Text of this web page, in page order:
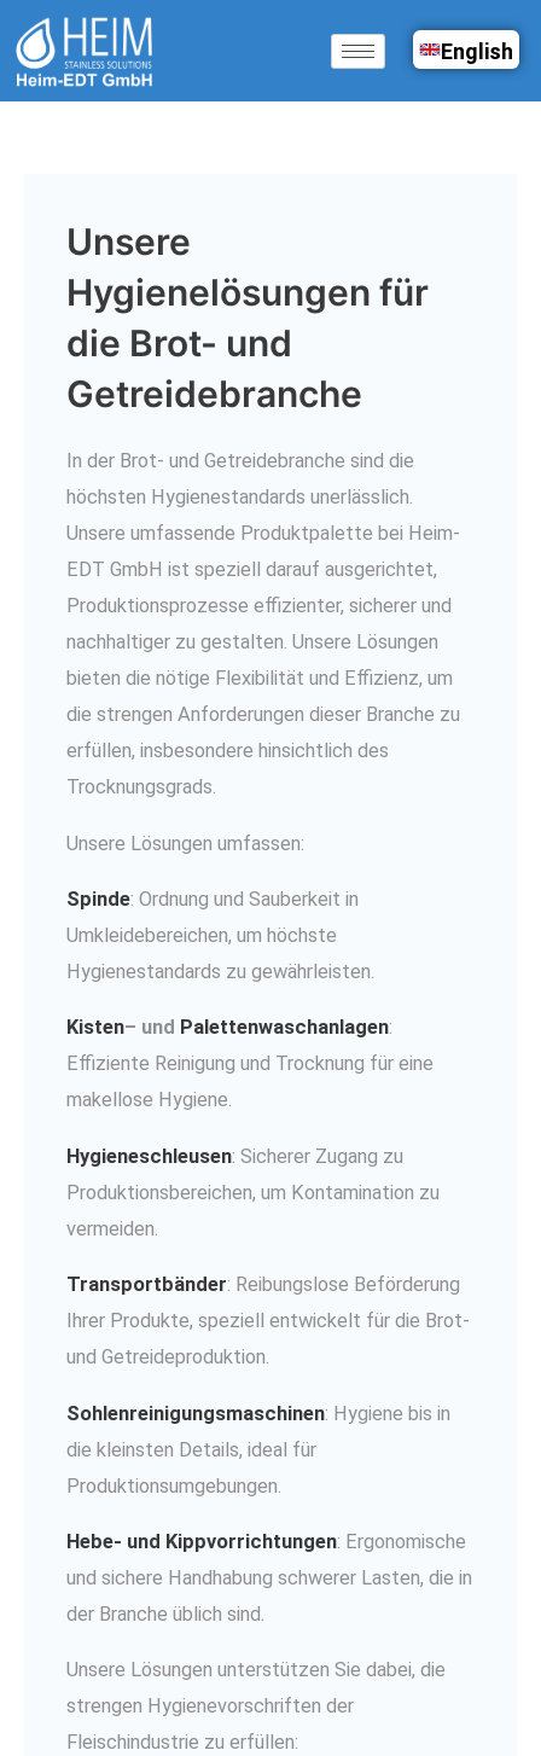
Inhalt
springen
English
Unsere
Hygienelösungen für
die Brot- und
Getreidebranche
In der Brot- und Getreidebranche sind die
höchsten Hygienestandards unerlässlich.
Unsere umfassende Produktpalette bei Heim-
EDT GmbH ist speziell darauf ausgerichtet,
Produktionsprozesse effizienter, sicherer und
nachhaltiger zu gestalten. Unsere Lösungen
bieten die nötige Flexibilität und Effizienz, um
die strengen Anforderungen dieser Branche zu
erfüllen, insbesondere hinsichtlich des
Trocknungsgrads.
Unsere Lösungen umfassen:
Spinde: Ordnung und Sauberkeit in
Umkleidebereichen, um höchste
Hygienestandards zu gewährleisten.
Kisten– und Palettenwaschanlagen:
Effiziente Reinigung und Trocknung für eine
makellose Hygiene.
Hygieneschleusen: Sicherer Zugang zu
Produktionsbereichen, um Kontamination zu
vermeiden.
Transportbänder: Reibungslose Beförderung
Ihrer Produkte, speziell entwickelt für die Brot-
und Getreideproduktion.
Sohlenreinigungsmaschinen: Hygiene bis in
die kleinsten Details, ideal für
Produktionsumgebungen.
Hebe- und Kippvorrichtungen: Ergonomische
und sichere Handhabung schwerer Lasten, die in
der Branche üblich sind.
Unsere Lösungen unterstützen Sie dabei, die
strengen Hygienevorschriften der
Fleischindustrie zu erfüllen: